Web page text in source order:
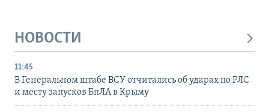
НОВОСТИ
11:45
В Генеральном штабе ВСУ отчитались об ударах по РЛС
и месту запусков БпЛА в Крыму